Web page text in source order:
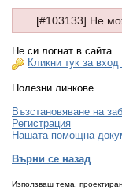
[#103133] Не
Не си логнат в сайта
Кликни тук за вход
Полезни линкове
Възстановяване на
Регистрация
Нашата помощна
Върни се назад
Използваш тема,